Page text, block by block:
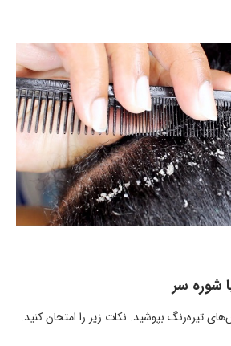
تیره‌رنگ بپوشید. نکات زیر را امتحان کنید.